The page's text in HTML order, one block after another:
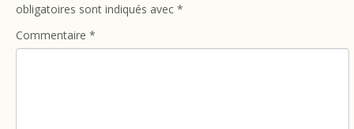
obligatoires sont indiqués avec *
Commentaire *